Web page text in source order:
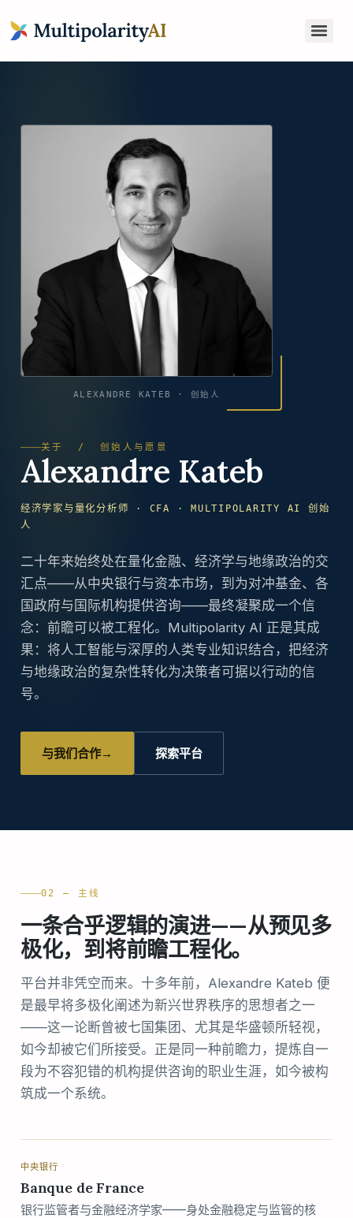
关于 / 创始人与愿景
Alexandre Kateb
经济学家与量化分析师 · CFA · MULTIPOLARITY AI 创始
人
二十年来始终处在量化金融、经济学与地缘政治的交
汇点——从中央银行与资本市场，到为对冲基金、各
国政府与国际机构提供咨询——最终凝聚成一个信
念：前瞻可以被工程化。Multipolarity AI 正是其成
果：将人工智能与深厚的人类专业知识结合，把经济
与地缘政治的复杂性转化为决策者可据以行动的信
号。
与我们合作→ 探索平台
ALEXANDRE KATEB · 创始人
02 — 主线
一条合乎逻辑的演进——从预见多
极化，到将前瞻工程化。
平台并非凭空而来。十多年前，Alexandre Kateb 便
是最早将多极化阐述为新兴世界秩序的思想者之一
——这一论断曾被七国集团、尤其是华盛顿所轻视，
如今却被它们所接受。正是同一种前瞻力，提炼自一
段为不容犯错的机构提供咨询的职业生涯，如今被构
筑成一个系统。
中央银行
Banque de France
银行监管者与金融经济学家——身处金融稳定与监管的核